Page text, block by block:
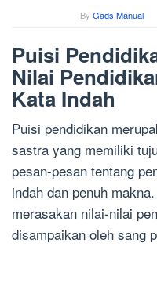
By Gads Manual
Puisi
Nilai
Kata Indah
Puisi pendidikan
sastra yang memiliki
pesan-pesan tentang
indah dan penuh
merasakan nilai-nilai
disampaikan oleh sang